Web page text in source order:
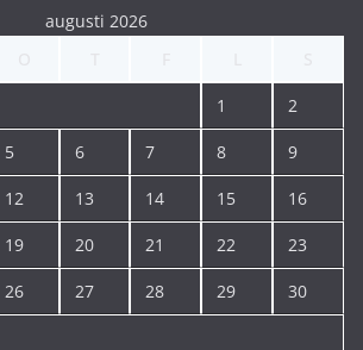
augusti 2026
1 2
5 6 7 8 9
12 13 14 15 16
19 20 21 22 23
26 27 28 29 30